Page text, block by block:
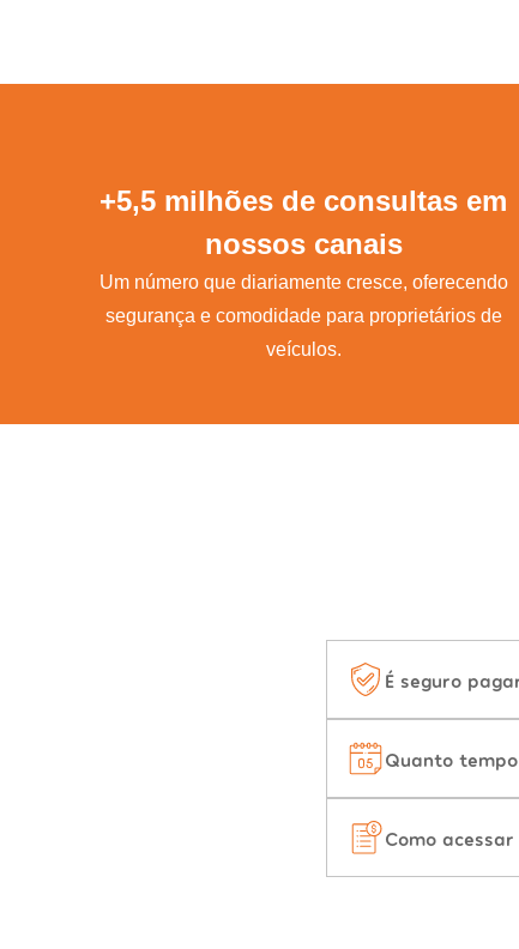
+5,5 milhões de consultas em
nossos canais
Um número que diariamente cresce, oferecendo
segurança e comodidade para proprietários de
veículos.
É seguro
Quanto
Como